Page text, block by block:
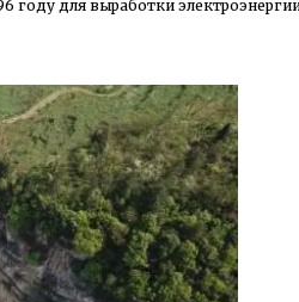
(Calvin Nicholls)
году для выработки